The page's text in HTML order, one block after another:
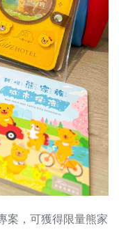
案，可獲得限量熊家